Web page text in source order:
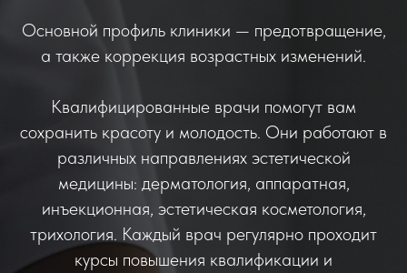
Основной профиль клиники — предотвращение,
а также коррекция возрастных изменений.
Квалифицированные врачи помогут вам
сохранить красоту и молодость. Они работают в
различных направлениях эстетической
медицины: дерматология, аппаратная,
инъекционная, эстетическая косметология,
трихология. Каждый врач регулярно проходит
курсы повышения квалификации и